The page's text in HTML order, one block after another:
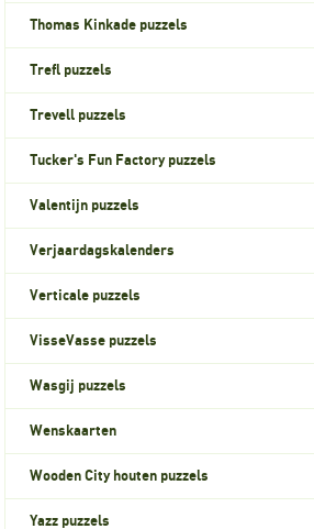
Thomas Kinkade puzzels
Trefl puzzels
Trevell puzzels
Tucker's Fun Factory puzzels
Valentijn puzzels
Verjaardagskalenders
Verticale puzzels
VisseVasse puzzels
Wasgij puzzels
Wenskaarten
Wooden City houten puzzels
Yazz puzzels